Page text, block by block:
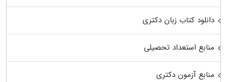
دانلود کتاب زبان دکتری
منابع استعداد تحصیلی
منابع آزمون دکتری